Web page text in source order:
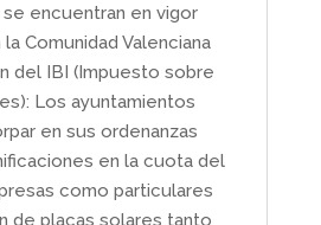
encuentran en vigor
Comunidad Valenciana
del IBI (Impuesto sobre
Los ayuntamientos
en sus ordenanzas
en la cuota del
como particulares
de placas solares tanto